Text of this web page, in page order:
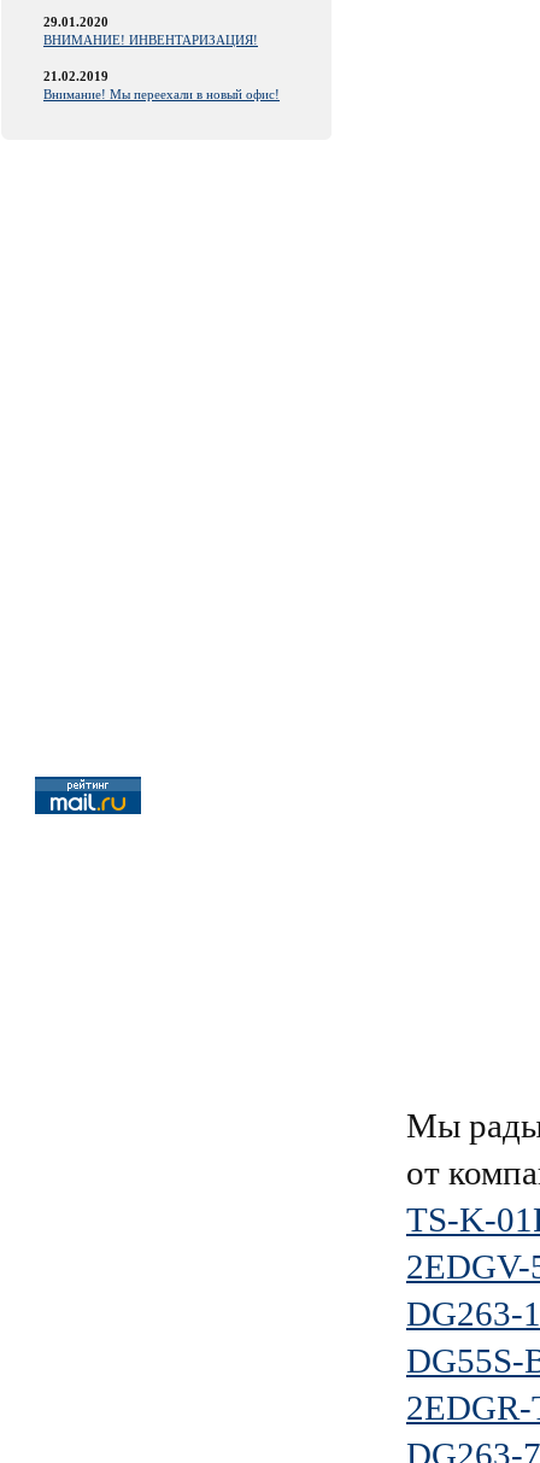
29.01.2020
ВНИМАНИЕ! ИНВЕНТАРИЗАЦИЯ!
21.02.2019
Внимание! Мы переехали в новый офис!
Мы рады
от
TS-K-
DG263-
DG55S-
DG263-